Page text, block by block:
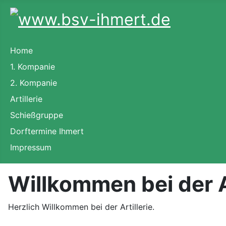
Home
1. Kompanie
2. Kompanie
Artillerie
Schießgruppe
Dorftermine Ihmert
Impressum
Willkommen bei der
Herzlich Willkommen bei der Artillerie.